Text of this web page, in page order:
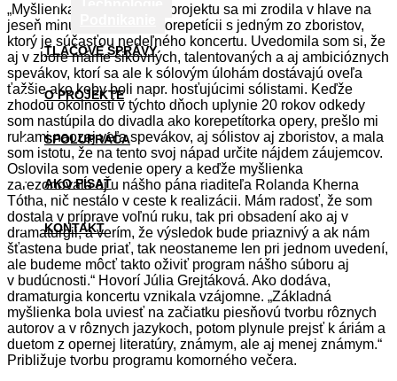
TLAČOVÉ SPRÁVY
O PROJEKTE
SPOLUPRÁCA
AKO PÍSAŤ
KONTAKT
„Myšlienka na vznik tohto projektu sa mi zrodila v hlave na
jeseň minulého roku pri korepetícii s jedným zo zboristov,
ktorý je súčasťou nedeľného koncertu. Uvedomila som si, že
aj v zbore máme šikovných, talentovaných a aj ambicióznych
spevákov, ktorí sa ale k sólovým úlohám dostávajú oveľa
ťažšie ako keby boli napr. hosťujúcimi sólistami. Keďže
zhodou okolností v týchto dňoch uplynie 20 rokov odkedy
som nastúpila do divadla ako korepetítorka opery, prešlo mi
rukami naozaj veľa spevákov, aj sólistov aj zboristov, a mala
som istotu, že na tento svoj nápad určite nájdem záujemcov.
Oslovila som vedenie opery a keďže myšlienka
zarezonovala aj u nášho pána riaditeľa Rolanda Kherna
Tótha, nič nestálo v ceste k realizácii. Mám radosť, že som
dostala v príprave voľnú ruku, tak pri obsadení ako aj v
dramaturgii, a verím, že výsledok bude priaznivý a ak nám
šťastena bude priať, tak neostaneme len pri jednom uvedení,
ale budeme môcť takto oživiť program nášho súboru aj
v budúcnosti.“ Hovorí Júlia Grejtáková. Ako dodáva,
dramaturgia koncertu vznikala vzájomne. „Základná
myšlienka bola uviesť na začiatku piesňovú tvorbu rôznych
autorov a v rôznych jazykoch, potom plynule prejsť k áriám a
duetom z opernej literatúry, známym, ale aj menej známym.“
Približuje tvorbu programu komorného večera.